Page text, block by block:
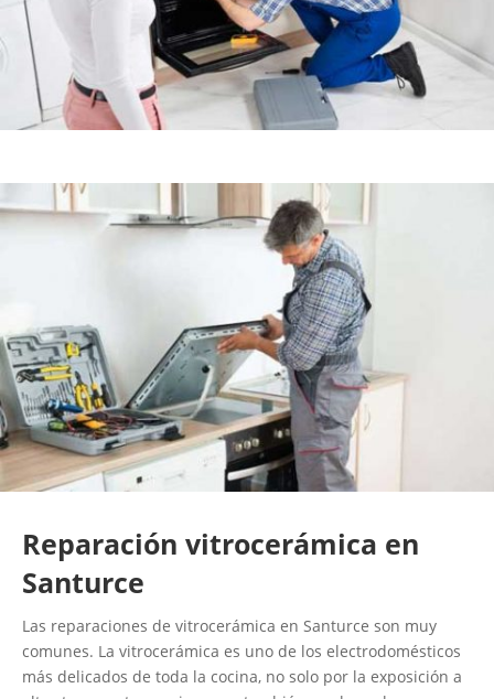
Reparación vitrocerámica en
Santurce
Las reparaciones de vitrocerámica en Santurce son muy
comunes. La vitrocerámica es uno de los electrodomésticos
más delicados de toda la cocina, no solo por la exposición a